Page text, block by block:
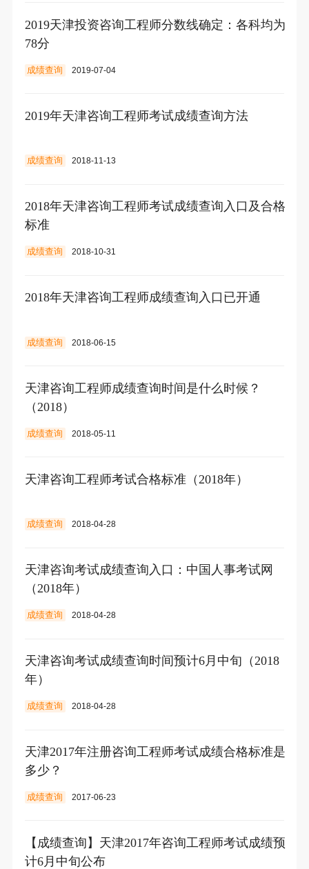
2019天津投资咨询工程师分数线确定：各科均为
78分
成绩查询 2019-07-04
2019年天津咨询工程师考试成绩查询方法
成绩查询 2018-11-13
2018年天津咨询工程师考试成绩查询入口及合格
标准
成绩查询 2018-10-31
2018年天津咨询工程师成绩查询入口已开通
成绩查询 2018-06-15
天津咨询工程师成绩查询时间是什么时候？
（2018）
成绩查询 2018-05-11
天津咨询工程师考试合格标准（2018年）
成绩查询 2018-04-28
天津咨询考试成绩查询入口：中国人事考试网
（2018年）
成绩查询 2018-04-28
天津咨询考试成绩查询时间预计6月中旬（2018
年）
成绩查询 2018-04-28
天津2017年注册咨询工程师考试成绩合格标准是
多少？
成绩查询 2017-06-23
【成绩查询】天津2017年咨询工程师考试成绩预
计6月中旬公布